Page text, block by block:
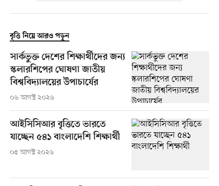
বৃত্তি নিয়ে আরও পড়ুন
সার্কভুক্ত দেশের শিক্ষার্থীদের জন্য
স্কলারশিপের ঘোষণা জাতীয়
বিশ্ববিদ্যালয়ের উপাচার্যের
০৬ আগস্ট ২০২৬
আইসিসিআর বৃত্তিতে ভারতে
যাচ্ছেন ৫৪১ বাংলাদেশি শিক্ষার্থী
০৫ আগস্ট ২০২৬